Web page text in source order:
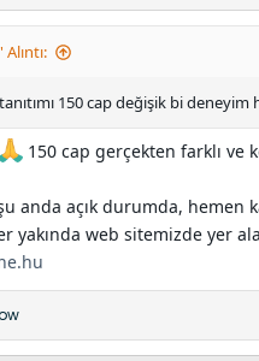
150 cap değişik bi deneyim
150 cap gerçekten farklı ve
anda açık durumda, hemen
yakında web sitemizde yer